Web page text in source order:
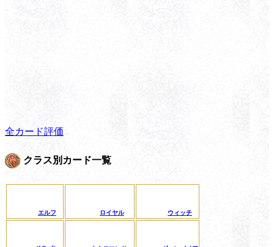
全カード評価
クラス別カード一覧
エルフ ロイヤル ウィッチ